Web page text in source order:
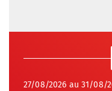
27/08/2026 au 31/08/